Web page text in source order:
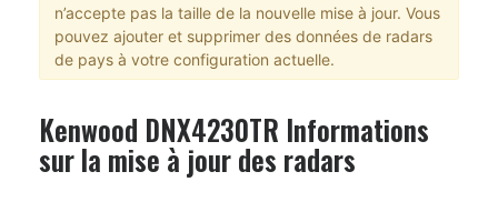
n’accepte pas la taille de la nouvelle mise à jour. Vous
pouvez ajouter et supprimer des données de radars
de pays à votre configuration actuelle.
Kenwood DNX4230TR Informations
sur la mise à jour des radars